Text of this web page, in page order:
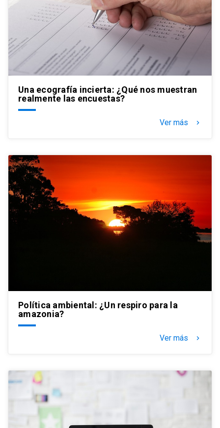
Una ecografía incierta: ¿Qué nos muestran
realmente las encuestas?
Ver más keyboard_arrow_right
Política ambiental: ¿Un respiro para la
amazonia?
Ver más keyboard_arrow_right